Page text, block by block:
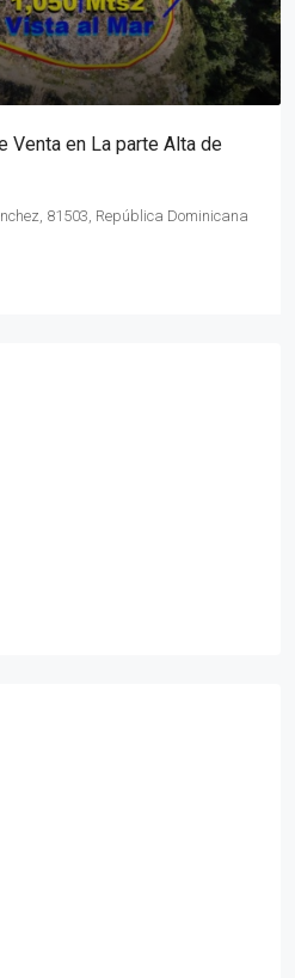
Venta en La parte Alta de
81503, República Dominicana